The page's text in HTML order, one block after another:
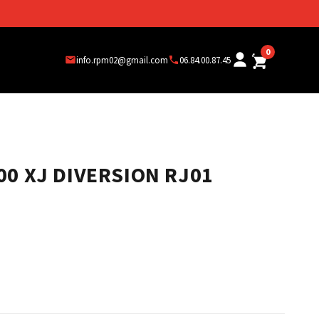
info.rpm02@gmail.com 06.84.00.87.45
0
XJ DIVERSION RJ01